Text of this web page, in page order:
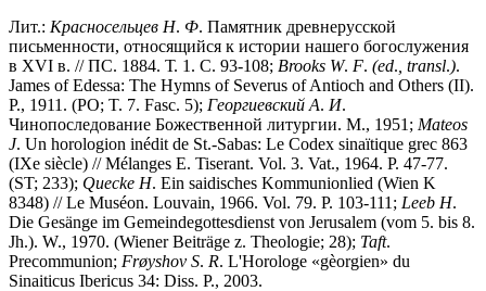
Лит.: Красносельцев Н. Ф. Памятник древнерусской
письменности, относящийся к истории нашего богослужения
в XVI в. // ПС. 1884. Т. 1. С. 93-108; Brooks W. F. (ed. transl.).
James of Edessa: The Hymns of Severus of Antioch and Others (II).
P., 1911. (PO; T. 7. Fasc. 5); Георгиевский А. И.
Чинопоследование Божественной литургии. М., 1951; Mateos
J. Un horologion inédit de St.-Sabas: Le Codex sinaïtique grec 863
(IXe siècle) // Mélanges E. Tiserant. Vol. 3. Vat., 1964. P. 47-77.
(ST; 233); Quecke H. Ein saidisches Kommunionlied (Wien K
8348) // Le Muséon. Louvain, 1966. Vol. 79. P. 103-111; Leeb H.
Die Gesänge im Gemeindegottesdienst von Jerusalem (vom 5. bis 8.
Jh.). W., 1970. (Wiener Beiträge z. Theologie; 28); Taft.
Precommunion; Frøyshov S. R. L'Horologe «gèorgien» du
Sinaiticus Ibericus 34: Diss. P., 2003.